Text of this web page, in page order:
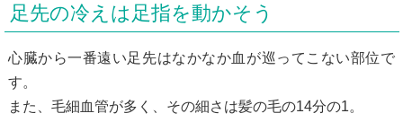
足先の冷えは足指を動かそう
心臓から一番遠い足先はなかなか血が巡ってこない部位で
す。
また、毛細血管が多く、その細さは髪の毛の14分の1。